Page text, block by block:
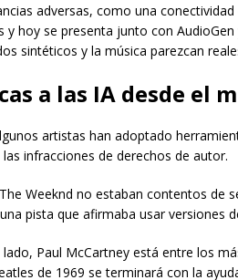
adversas, como una
y hoy se presenta junto con
sintéticos y la música parezcan
a las IA desde el
artistas han adoptado
infracciones de derechos de autor.
Weeknd no estaban contentos de
una pista que afirmaba usar versiones
Paul McCartney está entre los
de 1969 se terminará con la